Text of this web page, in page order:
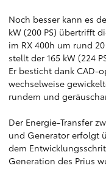
Noch besser kann es
kW (200 PS) übertrifft
im RX 400h um rund
stellt der 165 kW (224
Er besticht dank CAD-
wechselweise
rundem und
Der Energie-Transfer
und Generator erfolgt
dem
Generation des Prius